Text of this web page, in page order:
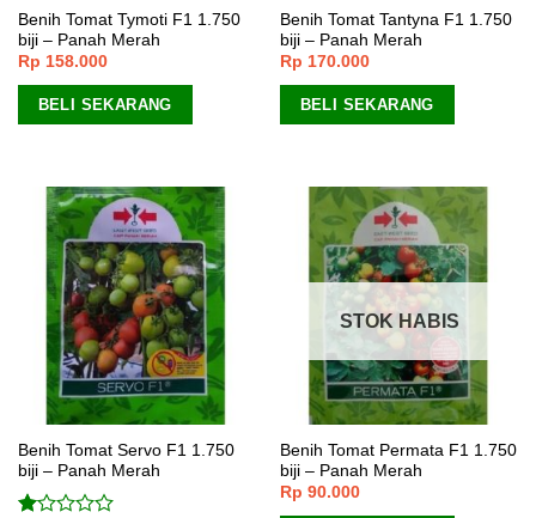
Benih Tomat Tymoti F1 1.750
biji – Panah Merah
Rp 158.000
BELI SEKARANG
Benih Tomat Tantyna F1 1.750
biji – Panah Merah
Rp 170.000
BELI SEKARANG
Benih Tomat Servo F1 1.750
biji – Panah Merah
STOK HABIS
Benih Tomat Permata F1 1.750
biji – Panah Merah
Rp 90.000